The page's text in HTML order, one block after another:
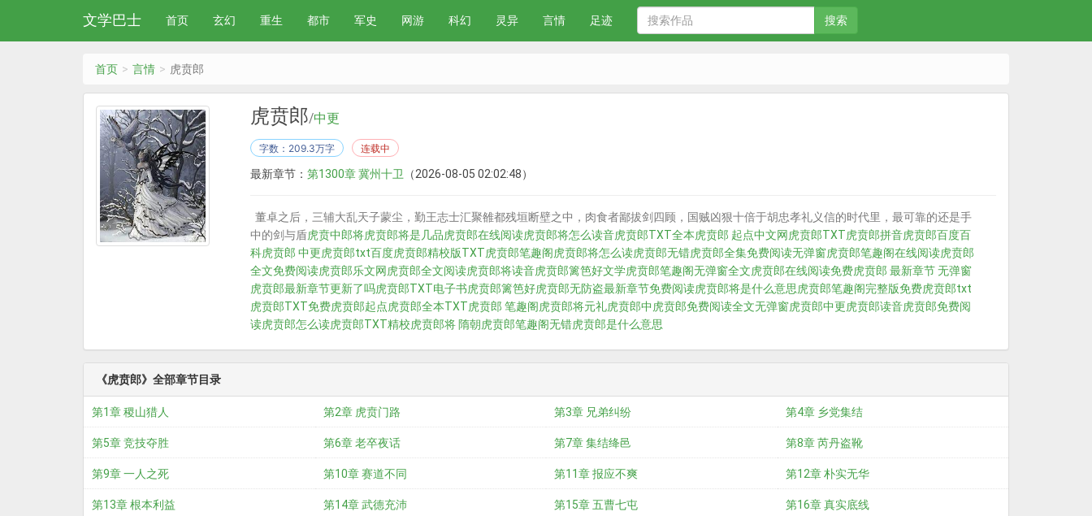
文学巴士 首页 玄幻 重生 都市 军史 网游 科幻 灵异 言情 足迹 搜索
首页 言情 虎贲郎
虎贲郎/中更
字数：209.3万字 连载中
最新章节： 第1300章 冀州十卫 （2026-08-05 02:02:48）
董卓之后，三辅大乱天子蒙尘，勤王志士汇聚雒都残垣断壁之中，肉食者鄙拔剑四顾，国贼凶狠十倍于胡忠孝礼义信的时代里，最可靠的还是手
中的剑与盾虎贲中郎将虎贲郎将是几品虎贲郎在线阅读虎贲郎将怎么读音虎贲郎TXT全本虎贲郎 起点中文网 虎贲郎TXT虎贲郎拼音虎贲郎百度百
科虎贲郎 中更虎贲郎txt百度虎贲郎精校版TXT虎贲郎笔趣阁虎贲郎将怎么读虎贲郎无错虎贲郎全集免费阅读无弹窗虎贲郎笔趣阁在线阅读虎贲郎
全文免费阅读虎贲郎乐文网 虎贲郎全文阅读虎贲郎将读音虎贲郎篱笆好文学虎贲郎笔趣阁无弹窗全文虎贲郎在线阅读免费虎贲郎 最新章节 无弹窗
虎贲郎最新章节更新了吗虎贲郎TXT电子书虎贲郎篱笆好虎贲郎无防盗最新章节免费阅读虎贲郎将是什么意思虎贲郎笔趣阁完整版免费虎贲郎txt
虎贲郎TXT免费虎贲郎起点虎贲郎全本TXT虎贲郎 笔趣阁虎贲郎将元礼虎贲郎中 虎贲郎免费阅读全文无弹窗虎贲郎中更虎贲郎读音虎贲郎免费阅
读虎贲郎怎么读虎贲郎TXT精校虎贲郎将 隋朝虎贲郎笔趣阁无错虎贲郎是什么意思
《虎贲郎》全部章节目录
第1章 稷山猎人 第2章 虎贲门路 第3章 兄弟纠纷 第4章 乡党集结
第5章 竞技夺胜 第6章 老卒夜话 第7章 集结绛邑 第8章 芮丹盗靴
第9章 一人之死 第10章 赛道不同 第11章 报应不爽 第12章 朴实无华
第13章 根本利益 第14章 武德充沛 第15章 五曹七屯 第16章 真实底线